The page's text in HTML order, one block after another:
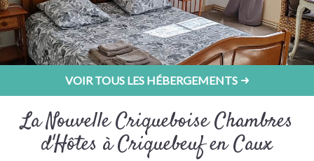
VOIR TOUS LES HÉBERGEMENTS
La Nouvelle Criqueboise Chambres
d'Hôtes à Criquebeuf en Caux